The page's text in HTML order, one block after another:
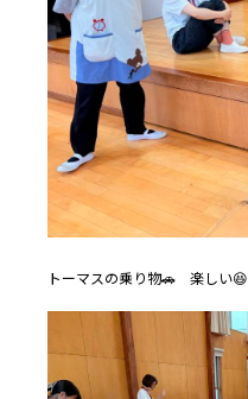
トーマスの乗り物🚗 楽しい😆